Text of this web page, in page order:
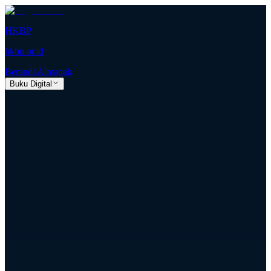
HKBP
hkbp.or.id
BerandaAlmanak
Buku Digital